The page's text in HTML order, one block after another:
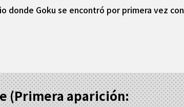
donde Goku se encontró por primera vez con
(Primera aparición: